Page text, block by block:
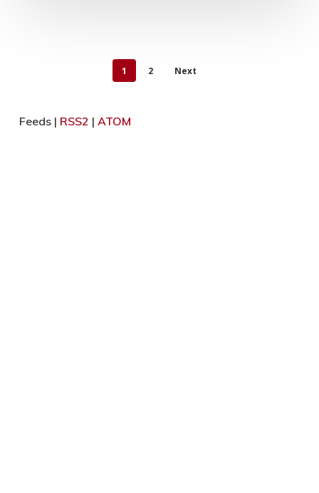
1 2 Next
Feeds | RSS2 | ATOM